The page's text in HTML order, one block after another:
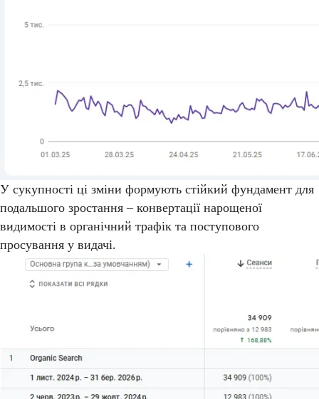
У сукупності ці зміни формують стійкий фундамент для
подальшого зростання – конвертації нарощеної
видимості в органічний трафік та поступового
просування у видачі.